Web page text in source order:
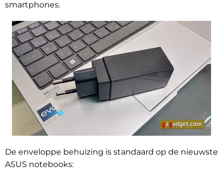
smartphones.
De enveloppe behuizing is standaard op de nieuwste
ASUS notebooks: